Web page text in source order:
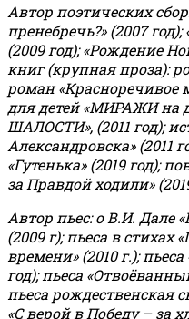
Автор поэтических
пренебречь?» (2007
(2009 год); «Рождение
книг (крупная проза):
роман «Красноречивое
для детей «МИРАЖИ на
ШАЛОСТИ», (2011 год);
Александровска» (2011
«Гутенька» (2019 год);
за Правдой ходили»
Автор пьес: о В.И. Дале
(2009 г); пьеса в стихах
времени» (2010 г.);
год); пьеса
пьеса рождественская
«С верой в Победу – за